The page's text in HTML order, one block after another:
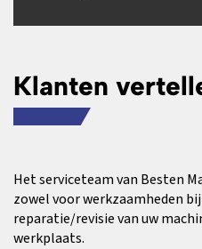
Klanten
Het serviceteam van Besten
zowel voor werkzaamheden
reparatie/revisie van uw
werkplaats.